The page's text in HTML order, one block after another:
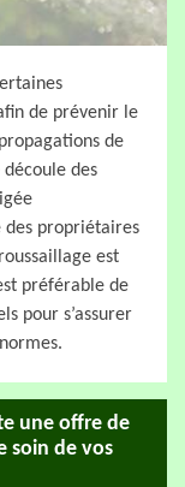
de prévenir le
de
des
des propriétaires
est
préférable de
pour s’assurer
une offre de
soin de vos